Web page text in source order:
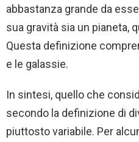
abbastanza grande da
sua gravità sia un pianeta,
Questa definizione
e le galassie.
In sintesi, quello che
secondo la definizione di
piuttosto variabile. Per